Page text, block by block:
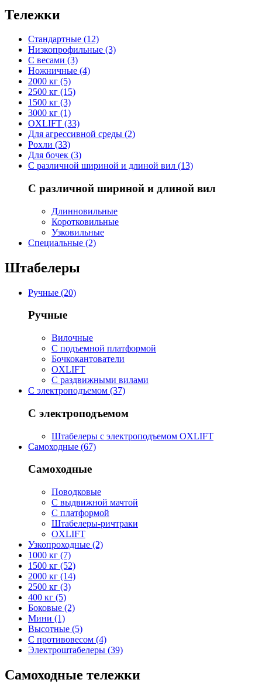
Тележки
Стандартные (12)
Низкопрофильные (3)
С весами (3)
Ножничные (4)
2000 кг (5)
2500 кг (15)
1500 кг (3)
3000 кг (1)
OXLIFT (33)
Для агрессивной среды (2)
Рохли (33)
Для бочек (3)
С различной шириной и длиной вил (13)
С различной шириной и длиной вил
Длинновильные
Коротковильные
Узковильные
Cпециальные (2)
Штабелеры
Ручные (20)
Ручные
Вилочные
С подъемной платформой
Бочкокантователи
OXLIFT
С раздвижными вилами
С электроподъемом (37)
С электроподъемом
Штабелеры с электроподъемом OXLIFT
Самоходные (67)
Самоходные
Поводковые
С выдвижной мачтой
С платформой
Штабелеры-ричтраки
OXLIFT
Узкопроходные (2)
1000 кг (7)
1500 кг (52)
2000 кг (14)
2500 кг (3)
400 кг (5)
Боковые (2)
Мини (1)
Высотные (5)
С противовесом (4)
Электроштабелеры (39)
Самоходные тележки